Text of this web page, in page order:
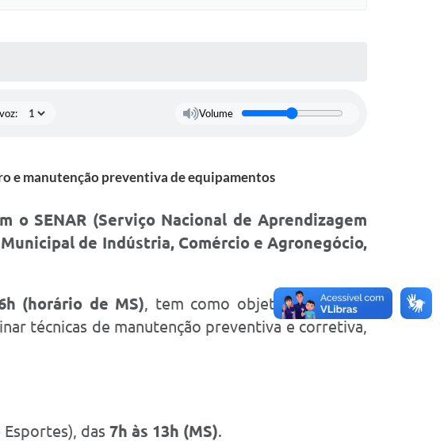
Volume
e manutenção preventiva de equipamentos
o SENAR (Serviço Nacional de Aprendizagem
de Indústria, Comércio e Agronegócio,
(horário de MS), tem como objetivo capacitar
técnicas de manutenção preventiva e corretiva,
das 7h às 13h (MS).